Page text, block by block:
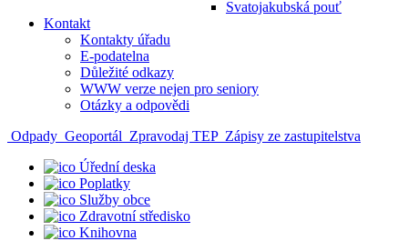
Svatojakubská pouť
Kontakt
Kontakty úřadu
E-podatelna
Důležité odkazy
WWW verze nejen pro seniory
Otázky a odpovědi
Odpady Geoportál Zpravodaj TEP Zápisy ze zastupitelstva
Úřední deska
Poplatky
Služby obce
Zdravotní středisko
Knihovna